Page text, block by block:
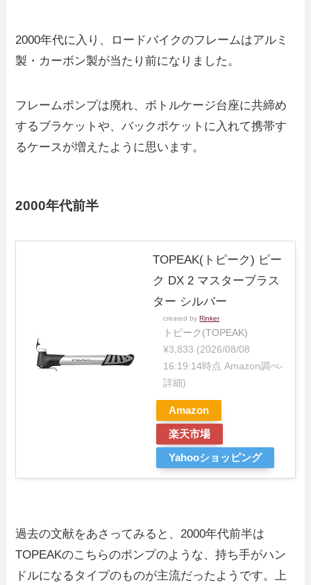
2000年代に入り、ロードバイクのフレームはアルミ
製・カーボン製が当たり前になりました。
フレームポンプは廃れ、ボトルケージ台座に共締め
するブラケットや、バックポケットに入れて携帯す
るケースが増えたように思います。
2000年代前半
TOPEAK(トピーク) ピー
ク DX 2 マスターブラス
ター シルバー
created by Rinker
トピーク(TOPEAK)
¥3,833 (2026/08/08
16:19:14時点 Amazon調べ-
詳細)
Amazon
楽天市場
Yahooショッピング
過去の文献をあさってみると、2000年代前半は
TOPEAKのこちらのポンプのような、持ち手がハン
ドルになるタイプのものが主流だったようです。上